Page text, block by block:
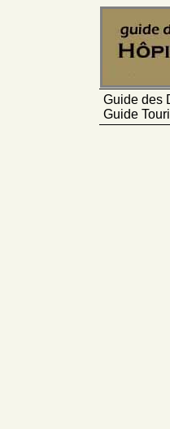
Guide des
Guide